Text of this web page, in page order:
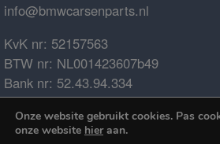
info@bmwcarsenparts.nl
KvK nr: 52157563
BTW nr: NL001423607b49
Bank nr: 52.43.94.334
IBAN: NL68ABNA0524394334
BIC: ABNANL2A
Onze website gebruikt cookies. Pas
onze website hieraan.